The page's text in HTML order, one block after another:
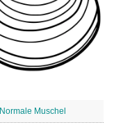
Normale Muschel